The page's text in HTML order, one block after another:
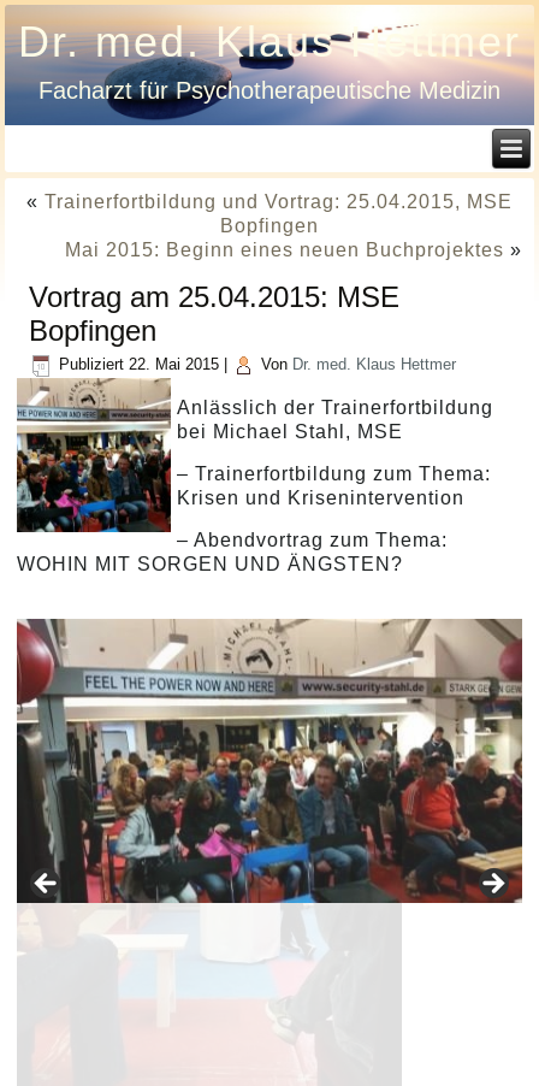
Dr. med. Klaus Hettmer
Facharzt für Psychotherapeutische Medizin
« Trainerfortbildung und Vortrag: 25.04.2015, MSE
Bopfingen
Mai 2015: Beginn eines neuen Buchprojektes »
Vortrag am 25.04.2015: MSE
Bopfingen
Publiziert 22. Mai 2015 Von Dr. med. Klaus Hettmer
Anlässlich der Trainerfortbildung
bei Michael Stahl, MSE
– Trainerfortbildung zum Thema:
Krisen und Krisenintervention
– Abendvortrag zum Thema:
WOHIN MIT SORGEN UND ÄNGSTEN?